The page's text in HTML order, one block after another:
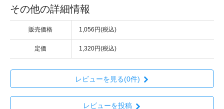
その他の詳細情報
販売価格 1,056円(税込)
定価 1,320円(税込)
レビューを見る(0件)
レビューを投稿